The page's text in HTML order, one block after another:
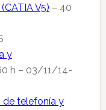
V5) – 40
y
h – 03/11/14-
de telefonía y